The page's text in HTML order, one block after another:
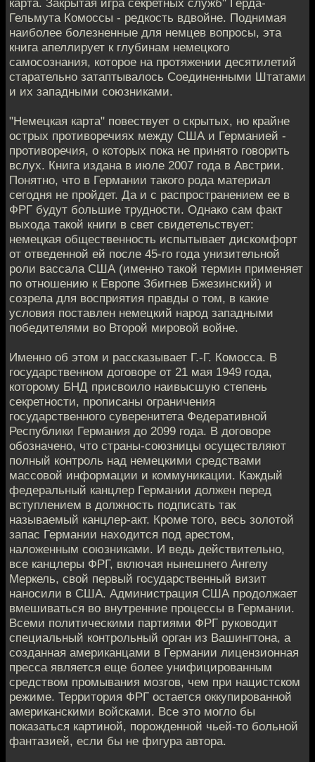
Гельмута Комоссы - редкость вдвойне. Поднимая
наиболее болезненные для немцев вопросы, эта
книга апеллирует к глубинам немецкого
самосознания, которое на протяжении десятилетий
старательно затаптывалось Соединенными Штатами
и их западными союзниками.
"Немецкая карта" повествует о скрытых, но крайне
острых противоречиях между США и Германией -
противоречия, о которых пока не принято говорить
вслух. Книга издана в июле 2007 года в Австрии.
Понятно, что в Германии такого рода материал
сегодня не пройдет. Да и с распространением ее в
ФРГ будут большие трудности. Однако сам факт
выхода такой книги в свет свидетельствует:
немецкая общественность испытывает дискомфорт
от отведенной ей после 45-го года унизительной
роли вассала США (именно такой термин применяет
по отношению к Европе Збигнев Бжезинский) и
созрела для восприятия правды о том, в какие
условия поставлен немецкий народ западными
победителями во Второй мировой войне.
Именно об этом и рассказывает Г.-Г. Комосса. В
государственном договоре от 21 мая 1949 года,
которому БНД присвоило наивысшую степень
секретности, прописаны ограничения
государственного суверенитета Федеративной
Республики Германия до 2099 года. В договоре
обозначено, что страны-союзницы осуществляют
полный контроль над немецкими средствами
массовой информации и коммуникации. Каждый
федеральный канцлер Германии должен перед
вступлением в должность подписать так
называемый канцлер-акт. Кроме того, весь золотой
запас Германии находится под арестом,
наложенным союзниками. И ведь действительно,
все канцлеры ФРГ, включая нынешнего Ангелу
Меркель, свой первый государственный визит
наносили в США. Администрация США продолжает
вмешиваться во внутренние процессы в Германии.
Всеми политическими партиями ФРГ руководит
специальный контрольный орган из Вашингтона, а
созданная американцами в Германии лицензионная
пресса является еще более унифицированным
средством промывания мозгов, чем при нацистском
режиме. Территория ФРГ остается оккупированной
американскими войсками. Все это могло бы
показаться картиной, порожденной чьей-то больной
фантазией, если бы не фигура автора.